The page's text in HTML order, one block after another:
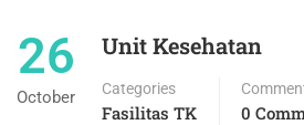
26
October
Unit Kesehatan
Categories
Fasilitas TK 0